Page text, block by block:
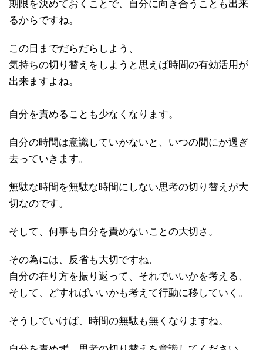
期限を決めておくことで、自分に向き合うことも出来
るからですね。
この日までだらだらしよう、
気持ちの切り替えをしようと思えば時間の有効活用が
出来ますよね。
自分を責めることも少なくなります。
自分の時間は意識していかないと、いつの間にか過ぎ
去っていきます。
無駄な時間を無駄な時間にしない思考の切り替えが大
切なのです。
そして、何事も自分を責めないことの大切さ。
その為には、反省も大切ですね、
自分の在り方を振り返って、それでいいかを考える、
そして、どすればいいかも考えて行動に移していく。
そうしていけば、時間の無駄も無くなりますね。